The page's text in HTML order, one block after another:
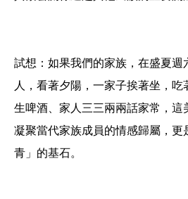
試想：如果我們的家族，在盛夏週
人，看著夕陽，一家子挨著坐，吃
生啤酒、家人三三兩兩話家常，這
凝聚當代家族成員的情感歸屬，更
青」的基石。